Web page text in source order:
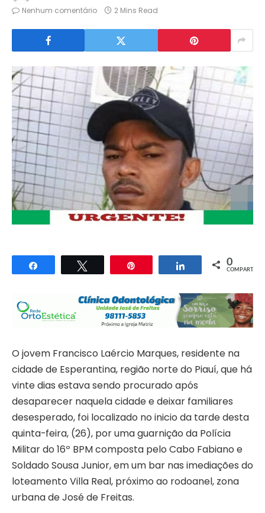
Nenhum comentário
2 Mins Read
Compartilhar Compartilhar
0
COMPART.
O jovem Francisco Laércio Marques, residente na
cidade de Esperantina, região norte do Piauí, que há
vinte dias estava sendo procurado após
desaparecer naquela cidade e deixar familiares
desesperado, foi localizado no inicio da tarde desta
quinta-feira, (26), por uma guarnição da Polícia
Militar do 16º BPM composta pelo Cabo Fabiano e
Soldado Sousa Junior, em um bar nas imediações do
loteamento Villa Real, próximo ao rodoanel, zona
urbana de José de Freitas.